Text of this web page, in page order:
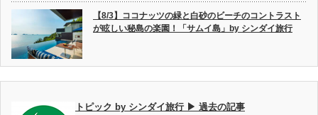
【8/3】ココナッツの緑と白砂のビーチのコントラスト
が眩しい秘島の楽園！「サムイ島」by シンダイ旅行
トピック by シンダイ旅行 ▶ 過去の記事